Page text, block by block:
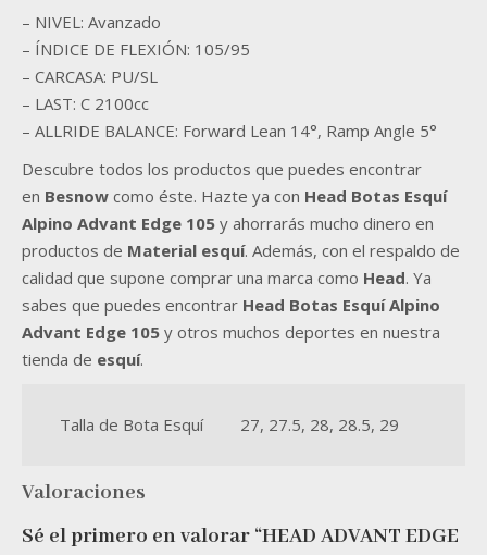
– NIVEL: Avanzado
– ÍNDICE DE FLEXIÓN: 105/95
– CARCASA: PU/SL
– LAST: C 2100cc
– ALLRIDE BALANCE: Forward Lean 14°, Ramp Angle 5°
Descubre todos los productos que puedes encontrar
en Besnow como éste. Hazte ya con Head Botas Esquí
Alpino Advant Edge 105 y ahorrarás mucho dinero en
productos de Material esquí. Además, con el respaldo de
calidad que supone comprar una marca como Head. Ya
sabes que puedes encontrar Head Botas Esquí Alpino
Advant Edge 105 y otros muchos deportes en nuestra
tienda de esquí.
Talla de Bota Esquí 27, 27.5, 28, 28.5, 29
Valoraciones
Sé el primero en valorar “HEAD ADVANT EDGE